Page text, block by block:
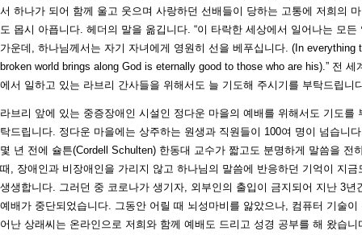
서 하나가 되어 함께 울고 웃으며 사랑하던 선배들이 당하는 고통에 저희의
도 몹시 아픕니다. 헤더의 말을 옮깁니다. “이 타락한 세상에서 일어나는 모든
가운데, 하나님께서는 자기 자녀에게 영원히 선을 베푸십니다. (In everything
broken world brings along God is eternally good to those who are his).” 전 세
에서 일하고 있는 라브리 간사들을 위해서도 늘 기도해 주시기를 부탁드립니
라브리 앞에 있는 중증장애인 시설인 정다운 마을의 예배를 위해서도 기도를
탁드립니다. 정다운 마을에는 상주하는 원생과 직원들이 100여 명이 넘습니
몇 년 전에 슐튼(Cordell Schulten) 한동대 교수가 짧고도 분명하게 말씀을 전
때, 장애인과 비장애인을 가리지 않고 하나님의 말씀에 반응하던 기억이 지금
생생합니다. 그러던 중 코로나가 생기자, 외부인의 출입이 금지되어 지난 3년
예배가 중단되었습니다. 그동안 어릴 때 뇌성마비를 앓았으나, 컴퓨터 기술이
어난 상래씨는 온라인으로 저희와 함께 예배도 드리고 성경 공부를 해 왔습니